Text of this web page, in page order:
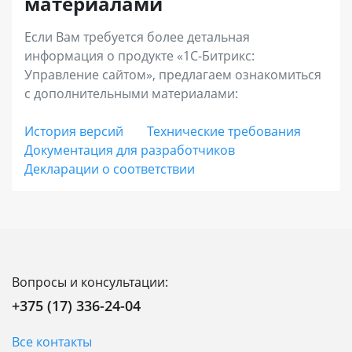
увеличения среднего чека (наборы и
комплекты), запустить программу лояльности
и аффилиатские программы, использовать
расширенную отчетность.
«Энтерпрайз» – лицензия с максимальной
функциональностью для средних и крупных
интернет-магазинов, региональных и
встраивать интернет-магазин в
инфраструктуру компании для лучшей
интеграции и наивысшего качества сервиса.
программный продукт (по статье 988 ГК РБ).
Если Вам требуется более детальная
информация о продукте «1С-Битрикс:
Управление сайтом», предлагаем ознакомиться
с дополнительными материалами:
История версий
Технические требования
Документация для разработчиков
Декларации о соответствии
Вопросы и консультации:
+375 (17) 336-24-04
Все контакты